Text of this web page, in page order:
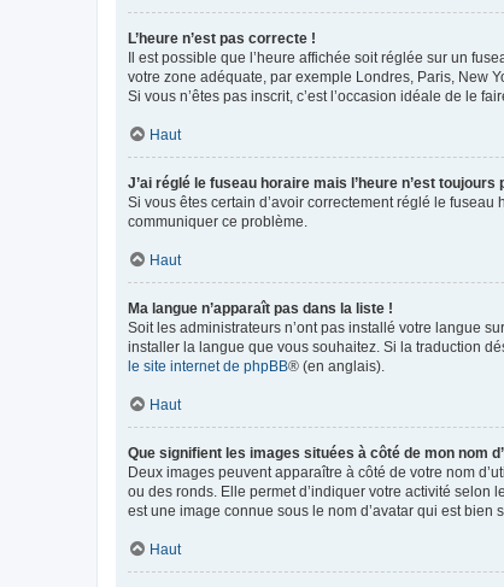
L’heure n’est pas correcte !
Il est possible que l’heure affichée soit réglée sur un
votre zone adéquate, par exemple Londres, Paris, New
Si vous n’êtes pas inscrit, c’est l’occasion idéale de le
Haut
J’ai réglé le fuseau horaire mais l’heure n’est toujours
Si vous êtes certain d’avoir correctement réglé le
communiquer ce problème.
Haut
Ma langue n’apparaît pas dans la liste !
Soit les administrateurs n’ont pas installé votre langue
installer la langue que vous souhaitez. Si la traduction
le site internet de phpBB® (en anglais).
Haut
Que signifient les images situées à côté de mon nom
Deux images peuvent apparaître à côté de votre nom
ou des ronds. Elle permet d’indiquer votre activité selon
est une image connue sous le nom d’avatar qui est
Haut